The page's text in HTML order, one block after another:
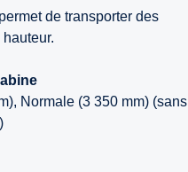
de transporter des
Normale (3 350 mm) (sans